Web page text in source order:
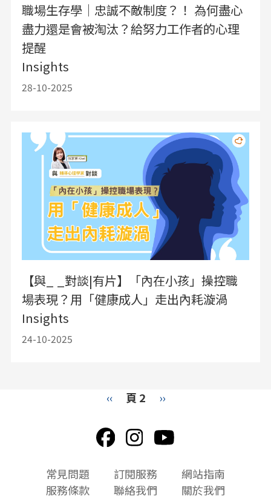
職場生存學｜忠誠不敵制度？！ 為何盡心
盡力還是會被淘汰？給努力工作者的心理
提醒
Insights
28-10-2025
【與_ _對談|有片】「內在小孩」操控職
場表現？用「健康成人」走出內耗漩渦
Insights
24-10-2025
Previous
‹‹ 頁 2
下
頁
››
常見問題 訂閱服務
網站指南
服務條款
聯絡我們 關於我們